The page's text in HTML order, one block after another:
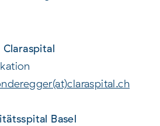
Basel